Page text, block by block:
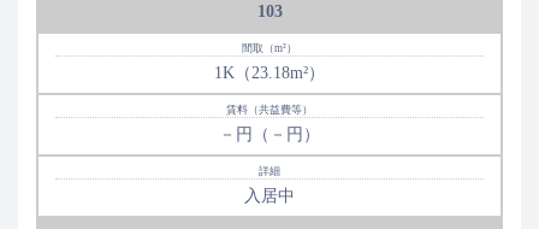
103
1K（23.18m²）
－円（－円）
入居中